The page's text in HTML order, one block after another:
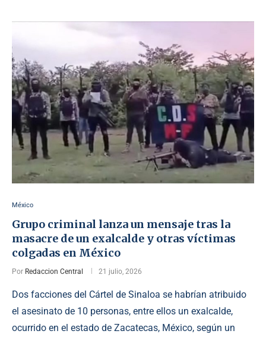
México
Grupo criminal lanza un mensaje tras la
masacre de un exalcalde y otras víctimas
colgadas en México
Por Redaccion Central 21 julio, 2026
Dos facciones del Cártel de Sinaloa se habrían atribuido
el asesinato de 10 personas, entre ellos un exalcalde,
ocurrido en el estado de Zacatecas, México, según un